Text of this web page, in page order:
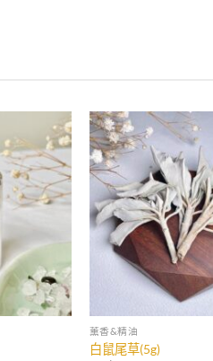
薰香&精油
白鼠尾草(5g)